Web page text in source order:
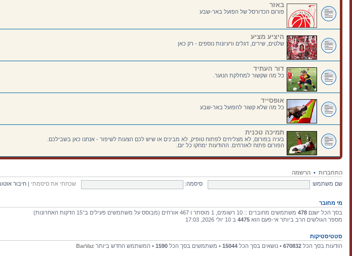
באזר
פורום הכדורסל של הפועל באר-שבע
היציע מציע
שלטים, שירים, דגלים ורעיונות נוספים - רק כאן
דור העתיד
כל מה שקשור למחלקת הנוער.
אופסייד
כל מה שלא קשור להפועל באר-שבע
תמיכה טכנית
בעיה בפורום, לא מצליחים לפתוח טופיק, לא מבינים או שיש לכם הצעות לשיפור - אנחנו כאן בשבילכם.
הפורום פתוח לאורחים. ההודעות ימחקו כל יום.
התחברות • הרשמה
שם משתמש:
סיסמה: שכחתי את סיסמתי חיבור
מי מחובר
בסך הכל ישנם 478 משתמשים מחוברים :: 10 רשומים, 1 מוסתר ו 467 אורחים (מבוסס על משתמשים פעילים ב־15 הדקות האחרונות)
מספר הגולשים הרב ביותר אי-פעם הוא 4475 ב 10 יולי 2026, 17:03
סטטיסטיקות
הודעות בסך הכל 670832 • נושאים בסך הכל 15044 • משתמשים בסך הכל 1590 • המשתמש החדש ביותר BarVaz